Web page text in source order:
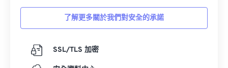
了解更多關於我們對安全的承諾
SSL/TLS 加密